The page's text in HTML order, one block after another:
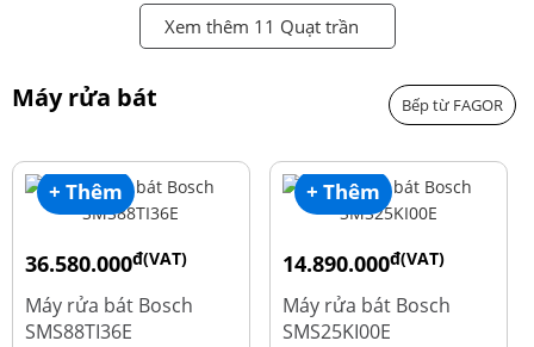
Xem thêm 11 Quạt trần
Máy rửa bát Bếp từ FAGOR
+ Thêm
36.580.000đ(VAT)
50.740.000
Máy rửa bát Bosch
SMS88TI36E
+ Thêm
14.890.000đ(VAT)
24.270.000
Máy rửa bát Bosch
SMS25KI00E